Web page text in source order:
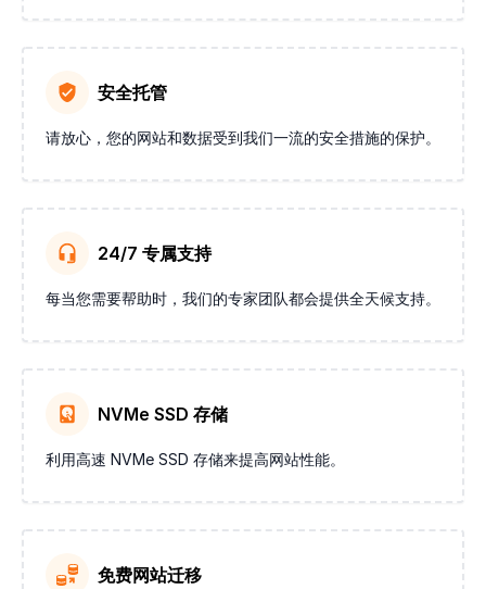
安全托管
请放心，您的网站和数据受到我们一流的安全措施的保护。
24/7 专属支持
每当您需要帮助时，我们的专家团队都会提供全天候支持。
NVMe SSD 存储
利用高速 NVMe SSD 存储来提高网站性能。
免费网站迁移